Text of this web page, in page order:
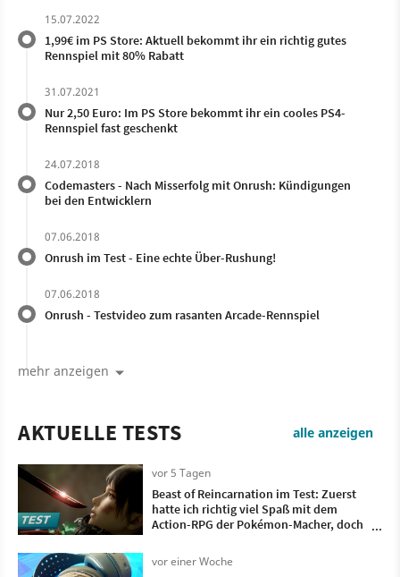
15.07.2022
1,99€ im PS Store: Aktuell bekommt ihr ein richtig gutes
Rennspiel mit 80% Rabatt
31.07.2021
Nur 2,50 Euro: Im PS Store bekommt ihr ein cooles PS4-
Rennspiel fast geschenkt
24.07.2018
Codemasters - Nach Misserfolg mit Onrush: Kündigungen
bei den Entwicklern
07.06.2018
Onrush im Test - Eine echte Über-Rushung!
07.06.2018
Onrush - Testvideo zum rasanten Arcade-Rennspiel
mehr anzeigen
AKTUELLE TESTS alle anzeigen
vor 5 Tagen
Beast of Reincarnation im Test: Zuerst
hatte ich richtig viel Spaß mit dem
Action-RPG der Pokémon-Macher, doch
vorbei ist
vor einer Woche